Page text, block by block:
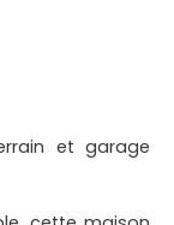
et garage